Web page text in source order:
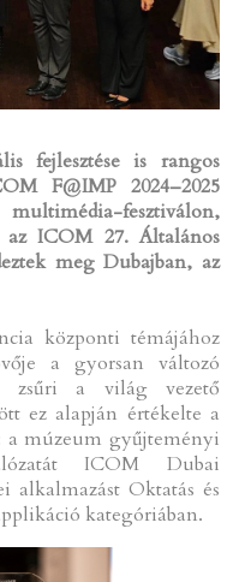
fejlesztése is rangos
F@IMP 2024–2025
fesztiválon,
az ICOM 27. Általános
meg Dubajban, az
központi témájához
a gyorsan változó
zsűri a világ vezető
ez alapján értékelte a
a múzeum gyűjteményi
ICOM Dubai
alkalmazást Oktatás és
kategóriában.